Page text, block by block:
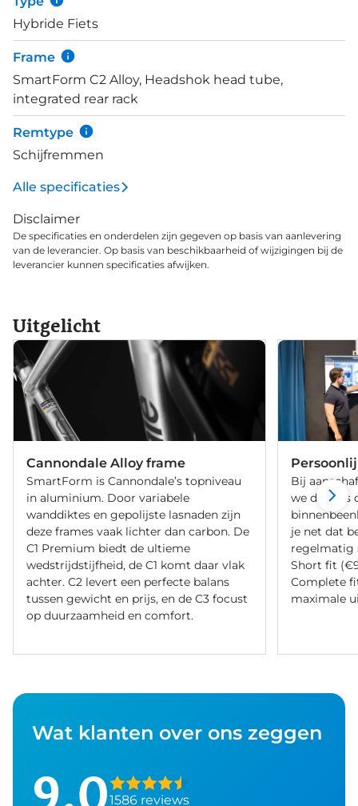
Hybride Fiets
Frame
SmartForm C2 Alloy, Headshok head tube,
integrated rear rack
Remtype
Schijfremmen
Alle specificaties
Disclaimer
De specificaties en onderdelen zijn gegeven op basis van aanlevering
van de leverancier. Op basis van beschikbaarheid of wijzigingen bij de
leverancier kunnen specificaties afwijken.
Uitgelicht
Cannondale Alloy frame
SmartForm is Cannondale’s topniveau
in aluminium. Door variabele
wanddiktes en gepolijste lasnaden zijn
deze frames vaak lichter dan carbon. De
C1 Premium biedt de ultieme
wedstrijdstijfheid, de C1 komt daar vlak
achter. C2 levert een perfecte balans
tussen gewicht en prijs, en de C3 focust
op duurzaamheid en comfort.
Bij
we de fiets
je net dat
regelmatig
Short fit
Complete
maximale
Wat klanten over ons zeggen
9,01586 reviews